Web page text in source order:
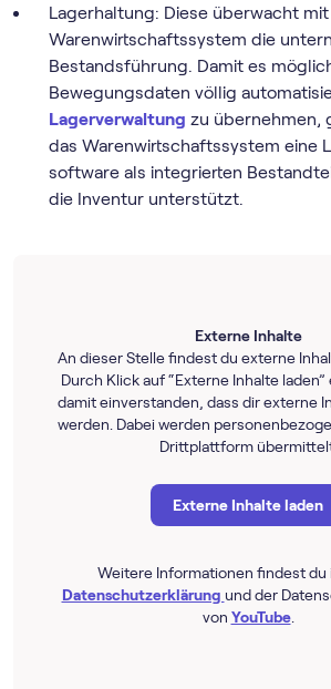
Lagerhaltung: Diese überwacht
Warenwirtschaftssystem die
Bestandsführung. Damit es
Bewegungsdaten völlig
Lagerverwaltung zu übernehmen,
das Warenwirtschaftssystem eine
software als integrierten
die Inventur unterstützt.
Externe Inhalte
An dieser Stelle findest du externe
Durch Klick auf “Externe Inhalte
damit einverstanden, dass dir externe
werden. Dabei werden
Drittplattform
Externe Inhalte laden
Weitere Informationen findest du
Datenschutzerklärung und der
von YouTube.